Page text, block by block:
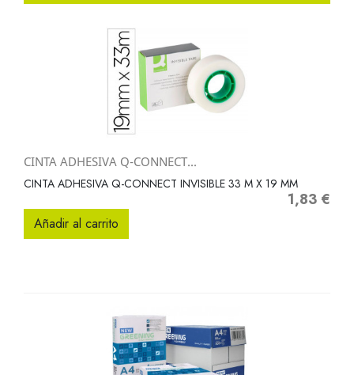
CINTA ADHESIVA Q-CONNECT...
CINTA ADHESIVA Q-CONNECT INVISIBLE 33 M X 19 MM
Precio
1,83 €
Añadir al carrito